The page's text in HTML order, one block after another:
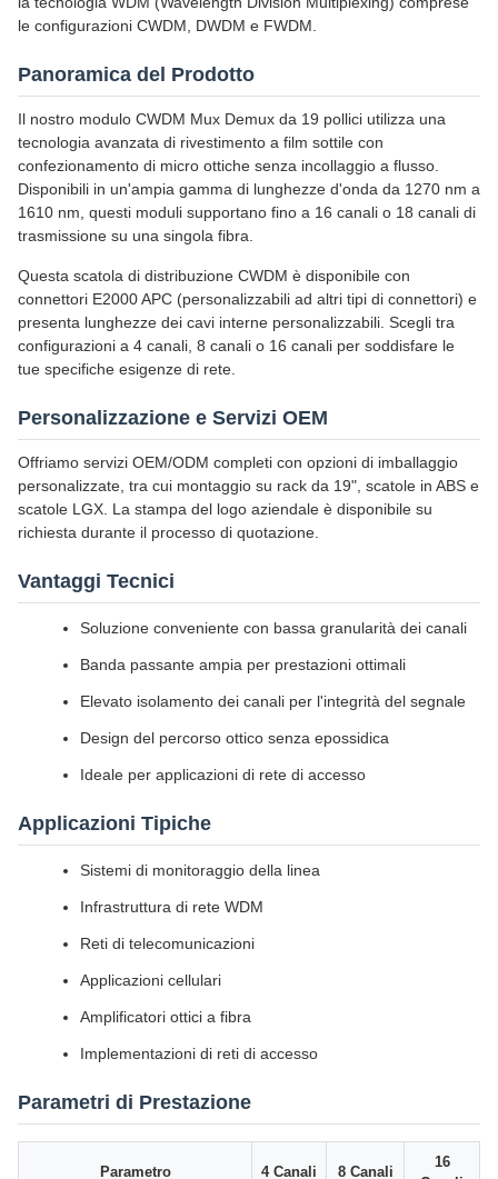
le configurazioni CWDM, DWDM e FWDM.
Panoramica del Prodotto
Il nostro modulo CWDM Mux Demux da 19 pollici utilizza una
tecnologia avanzata di rivestimento a film sottile con
confezionamento di micro ottiche senza incollaggio a flusso.
Disponibili in un'ampia gamma di lunghezze d'onda da 1270 nm a
1610 nm, questi moduli supportano fino a 16 canali o 18 canali di
trasmissione su una singola fibra.
Questa scatola di distribuzione CWDM è disponibile con
connettori E2000 APC (personalizzabili ad altri tipi di connettori) e
presenta lunghezze dei cavi interne personalizzabili. Scegli tra
configurazioni a 4 canali, 8 canali o 16 canali per soddisfare le
tue specifiche esigenze di rete.
Personalizzazione e Servizi OEM
Offriamo servizi OEM/ODM completi con opzioni di imballaggio
personalizzate, tra cui montaggio su rack da 19", scatole in ABS e
scatole LGX. La stampa del logo aziendale è disponibile su
richiesta durante il processo di quotazione.
Vantaggi Tecnici
Soluzione conveniente con bassa granularità dei canali
Banda passante ampia per prestazioni ottimali
Elevato isolamento dei canali per l'integrità del segnale
Design del percorso ottico senza epossidica
Ideale per applicazioni di rete di accesso
Applicazioni Tipiche
Sistemi di monitoraggio della linea
Infrastruttura di rete WDM
Reti di telecomunicazioni
Applicazioni cellulari
Amplificatori ottici a fibra
Implementazioni di reti di accesso
Parametri di Prestazione
Parametro 4 Canali 8 Canali
16